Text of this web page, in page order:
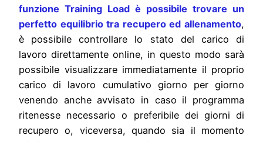
funzione Training Load è possibile trovare un
perfetto equilibrio tra recupero ed allenamento,
è possibile controllare lo stato del carico di
lavoro direttamente online, in questo modo sarà
possibile visualizzare immediatamente il proprio
carico di lavoro cumulativo giorno per giorno
venendo anche avvisato in caso il programma
ritenesse necessario o preferibile dei giorni di
recupero o, viceversa, quando sia il momento